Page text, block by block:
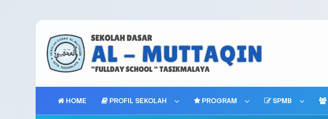
HOME PROFIL SEKOLAH PROGRAM SPMB